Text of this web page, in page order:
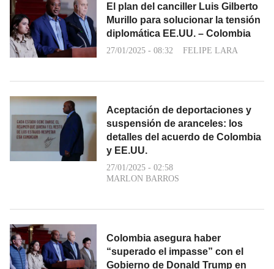
El plan del canciller Luis Gilberto
Murillo para solucionar la tensión
diplomática EE.UU. – Colombia
27/01/2025 - 08:32 FELIPE LARA
Aceptación de deportaciones y
suspensión de aranceles: los
detalles del acuerdo de Colombia
y EE.UU.
27/01/2025 - 02:58
MARLON BARROS
Colombia asegura haber
“superado el impasse” con el
Gobierno de Donald Trump en